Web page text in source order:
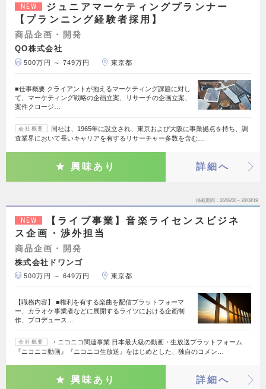
NEW
ジュニアマーケティングプランナー
【プランニング経験者採用】
商品企画・開発
QO株式会社
500万円 ～ 749万円 東京都
■仕事概要 クライアントが抱えるマーケティング課題に対し
て、マーケティング戦略の企画立案、リサーチの企画立案、
案件クロージ…
会社概要
同社は、1965年に設立され、東京および大阪に事業拠点を持ち、調
査業界において長いキャリアを有するリサーチャー多数を含む…
興味あり 詳細へ
掲載期間 26/08/06～26/08/19
NEW
【ライブ事業】音楽ライセンスビジネ
ス企画・渉外担当
商品企画・開発
株式会社ドワンゴ
500万円 ～ 649万円 東京都
【職務内容】 ■権利を有する楽曲を配信プラットフォーマ
ー、カラオケ事業者などに展開するライツにおける企画制
作、プロデュース…
会社概要
・ニコニコ関連事業 日本最大級の動画・生放送プラットフォーム
『ニコニコ動画』『ニコニコ生放送』をはじめとした、独自のコメン…
興味あり 詳細へ